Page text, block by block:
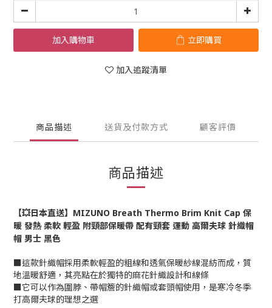
加入購物車 立即購買
加入追蹤清單
商品描述 送貨及付款方式 顧客評價
商品描述
【💥日本直送】MIZUNO Breath Thermo Brim Knit Cap 保
暖 發熱 柔軟 輕盈 附頸部保暖帶 配有頸套 運動 高爾夫球 針織帽
帽 男士 黑色
■這款針織帽採用柔軟輕盈的粗線和透氣保暖紗線混紡而成，質
地溫暖舒適，其亮點在於獨特的麻花針織設計和線條
■它可以作為圍脖、帶帽簷的針織帽或套頭帽使用，是寒冷冬季
打高爾夫球的理想之選